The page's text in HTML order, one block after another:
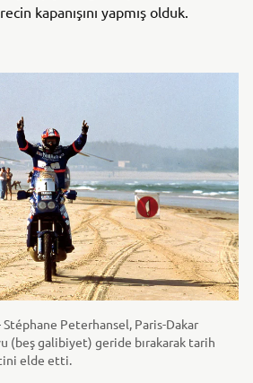
kapanışını yapmış olduk.
Peterhansel, Paris-Dakar
(beş galibiyet) geride bırakarak tarih
elde etti.